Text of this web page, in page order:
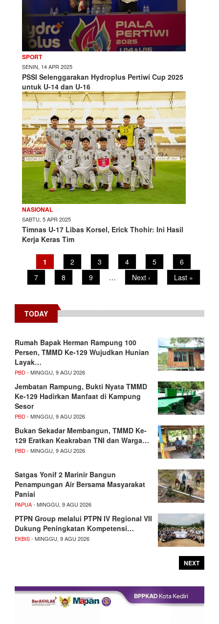
SPORT
SENIN, 14 APR 2025
PSSI Selenggarakan Hydroplus Pertiwi Cup 2025
untuk U-14 dan U-16
NASIONAL
SABTU, 5 APR 2025
Timnas U-17 Libas Korsel, Erick Thohir: Ini Hasil
Kerja Keras Tim
PaginationCurrent
page
1 Page
2 Page
3 Page
4 Page
5 Page
6
Page
7 Page
8 Page
9 …
Next
page
Next ›
Last
page
Last »
TODAY
Rumah Bapak Herman Rampung 100
Persen, TMMD Ke-129 Wujudkan Hunian
Layak…
PBD- MINGGU, 9 AGU 2026
Jembatan Rampung, Bukti Nyata TMMD
Ke-129 Hadirkan Manfaat di Kampung
Sesor
PBD- MINGGU, 9 AGU 2026
Bukan Sekadar Membangun, TMMD Ke-
129 Eratkan Keakraban TNI dan Warga…
PBD- MINGGU, 9 AGU 2026
Satgas Yonif 2 Marinir Bangun
Penampungan Air Bersama Masyarakat
Paniai
PAPUA- MINGGU, 9 AGU 2026
PTPN Group melalui PTPN IV Regional VII
Dukung Peningkatan Kompetensi…
EKBIS- MINGGU, 9 AGU 2026
NEXT